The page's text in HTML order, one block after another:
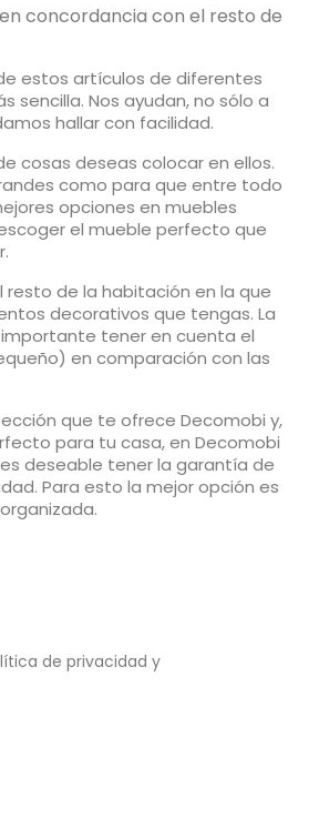
concordancia con el resto de
estos artículos de diferentes
Nos ayudan, no sólo a
hallar con facilidad.
cosas deseas colocar en ellos.
como para que entre todo
opciones en muebles
el mueble perfecto que
de la habitación en la que
decorativos que tengas. La
tener en cuenta el
en comparación con las
que te ofrece Decomobi y,
para tu casa, en Decomobi
deseable tener la garantía de
Para esto la mejor opción es
de privacidad y